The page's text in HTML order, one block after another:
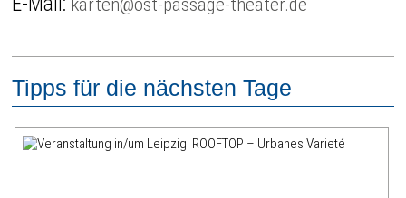
Tipps für die nächsten Tage